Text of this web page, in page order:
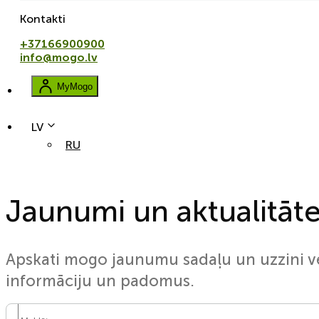
Kontakti
+37166900900
info@mogo.lv
MyMogo
LV
RU
Sākums Jaunumi un aktualitātes
Jaunumi un
Apskati mogo jaunumu sadaļu un uzzini
informāciju un padomus.